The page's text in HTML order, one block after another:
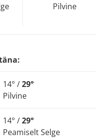
Pilvine
14° /29°
Pilvine
14° /29°
Peamiselt Selge